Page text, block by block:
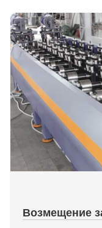
Возмещение